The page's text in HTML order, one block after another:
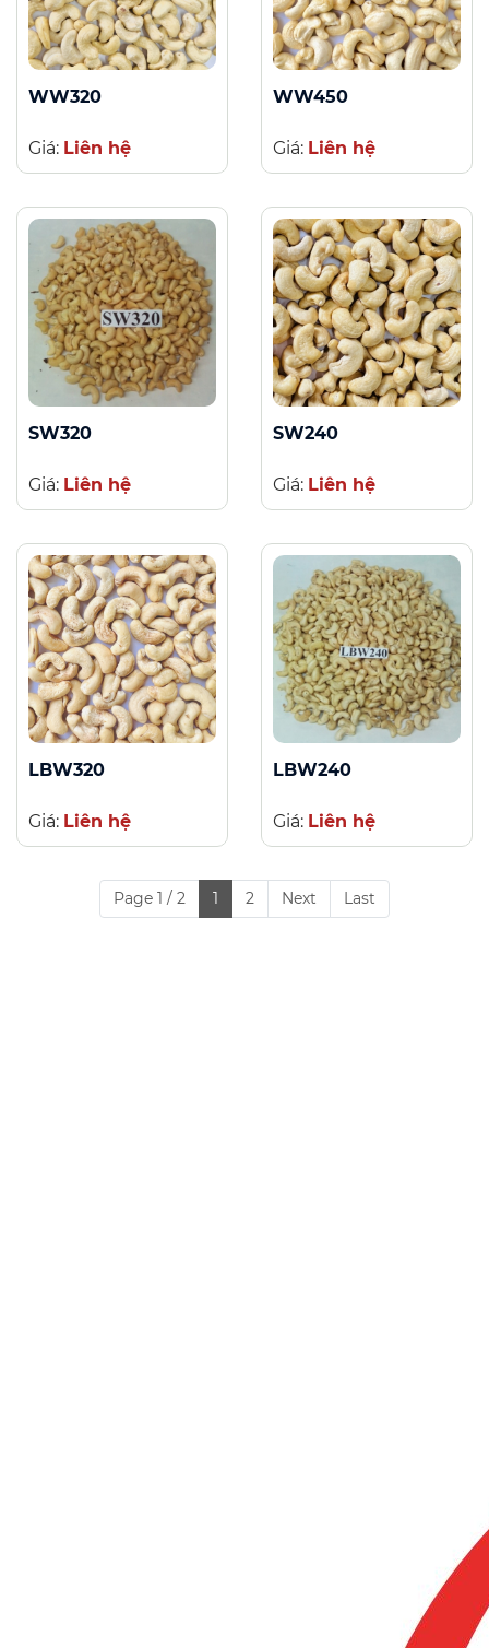
WW320
Giá: Liên hệ
WW450
Giá: Liên hệ
SW320
Giá: Liên hệ
SW240
Giá: Liên hệ
LBW320
Giá: Liên hệ
LBW240
Giá: Liên hệ
Page 1 / 2 1 2 Next Last